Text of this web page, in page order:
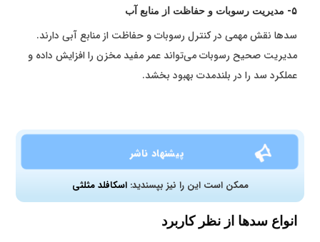
۵- مدیریت رسوبات و حفاظت از منابع آب
سدها نقش مهمی در کنترل رسوبات و حفاظت از منابع آبی دارند.
مدیریت صحیح رسوبات می‌تواند عمر مفید مخزن را افزایش داده و
عملکرد سد را در بلندمدت بهبود بخشد.
پیشنهاد ناشر
ممکن است این را نیز بپسندید:اسکافلد مثلثی
انواع سدها از نظر کاربرد